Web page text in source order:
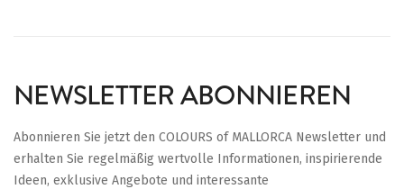
NEWSLETTER ABONNIEREN
Abonnieren Sie jetzt den COLOURS of MALLORCA Newsletter und
erhalten Sie regelmäßig wertvolle Informationen, inspirierende
Ideen, exklusive Angebote und interessante